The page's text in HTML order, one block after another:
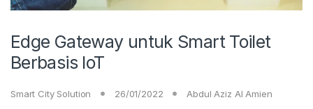
Edge Gateway untuk Smart Toilet
Berbasis IoT
Smart City Solution 26/01/2022 Abdul Aziz Al Amien